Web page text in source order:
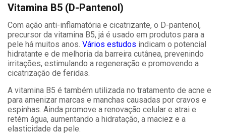
Vitamina B5 (D-Pantenol)
Com ação anti-inflamatória e cicatrizante, o D-pantenol,
precursor da vitamina B5, já é usado em produtos para a
pele há muitos anos. Vários estudos indicam o potencial
hidratante e de melhoria da barreira cutânea, prevenindo
irritações, estimulando a regeneração e promovendo a
cicatrização de feridas.
A vitamina B5 é também utilizada no tratamento de acne e
para amenizar marcas e manchas causadas por cravos e
espinhas. Ainda promove a renovação celular e atrai e
retém água, aumentando a hidratação, a maciez e a
elasticidade da pele.